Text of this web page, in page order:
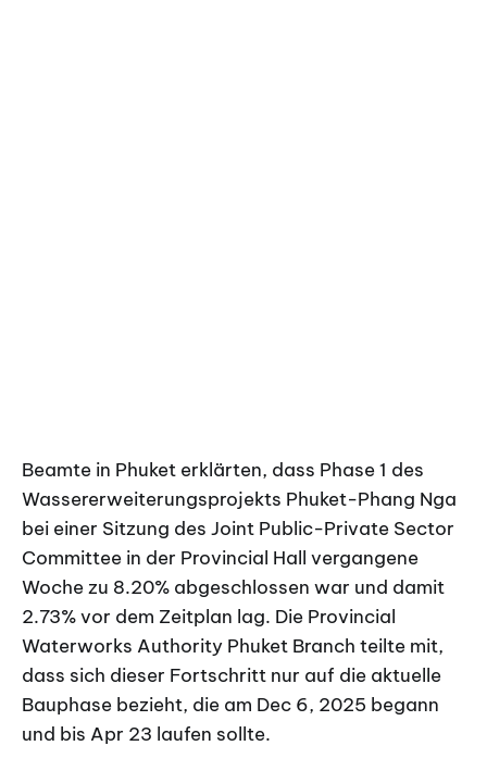
Beamte in Phuket erklärten, dass Phase 1 des
Wassererweiterungsprojekts Phuket-Phang Nga
bei einer Sitzung des Joint Public-Private Sector
Committee in der Provincial Hall vergangene
Woche zu 8.20% abgeschlossen war und damit
2.73% vor dem Zeitplan lag. Die Provincial
Waterworks Authority Phuket Branch teilte mit,
dass sich dieser Fortschritt nur auf die aktuelle
Bauphase bezieht, die am Dec 6, 2025 begann
und bis Apr 23 laufen sollte.